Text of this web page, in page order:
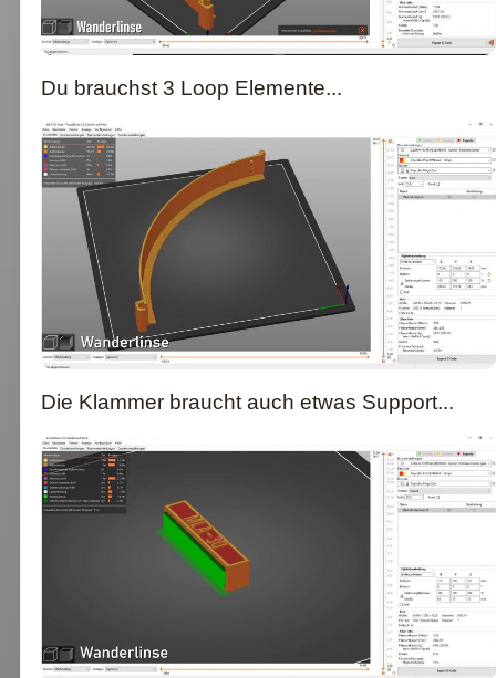
Du brauchst 3 Loop Elemente...
Die Klammer braucht auch etwas Support...